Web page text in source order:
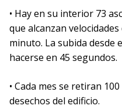
• Hay en su interior 73
que alcanzan
minuto. La subida desde
hacerse en 45 segundos.
• Cada mes se retiran
desechos del edificio.